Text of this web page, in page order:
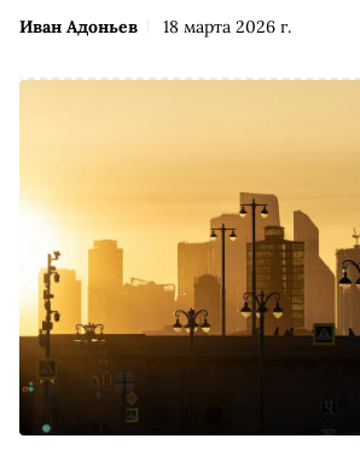
Иван Адоньев 18 марта 2026 г.